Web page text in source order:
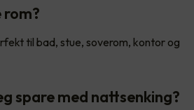
rom?
til bad, stue, soverom, kontor og
spare med nattsenking?